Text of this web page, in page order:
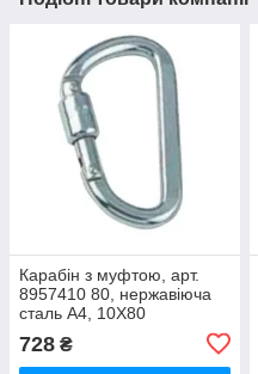
Карабін з муфтою, арт.
8957410 80, нержавіюча
сталь А4, 10X80
728 ₴